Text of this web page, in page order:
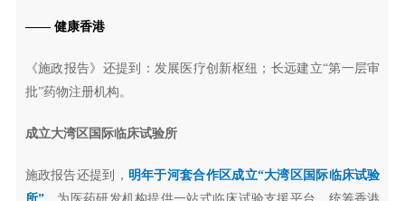
—— 健康香港
《施政报告》还提到：发展医疗创新枢纽；长远建立“第一层审
批”药物注册机构。
成立大湾区国际临床试验所
施政报告还提到， 明年于河套合作区成立“大湾区国际临床试验